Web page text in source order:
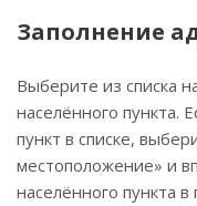
Заполнение
Выберите из списка
населённого пункта.
пункт в списке,
местоположение» и
населённого пункта